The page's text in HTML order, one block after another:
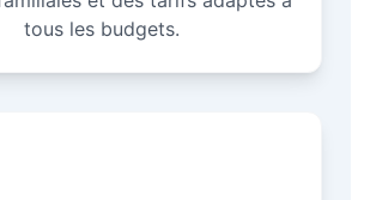
tous les budgets.